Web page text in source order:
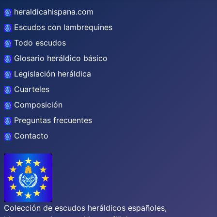
heraldicahispana.com
Escudos con lambrequines
Todo escudos
Glosario heráldico básico
Legislación heráldica
Cuarteles
Composición
Preguntas frecuentes
Contacto
Colección de escudos heráldicos españoles,